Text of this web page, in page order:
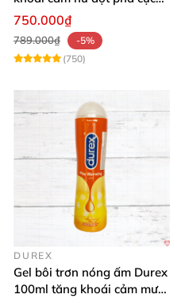
thích
750.000₫
789.000₫
-5%
(750)
DUREX
Gel bôi trơn nóng ấm Durex
100ml tăng khoái cảm mượt